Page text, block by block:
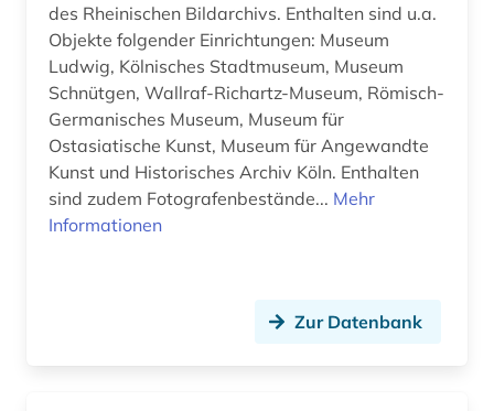
köln (1)
künste (1)
künstler (1)
landschaftsarchitektur (3)
des Rheinischen Bildarchivs. Enthalten sind u.a.
Objekte folgender Einrichtungen: Museum
Ludwig, Kölnisches Stadtmuseum, Museum
Schnütgen, Wallraf-Richartz-Museum, Römisch-
Germanisches Museum, Museum für
Ostasiatische Kunst, Museum für Angewandte
Kunst und Historisches Archiv Köln. Enthalten
sind zudem Fotografenbestände... Mehr
Informationen
Zur Datenbank